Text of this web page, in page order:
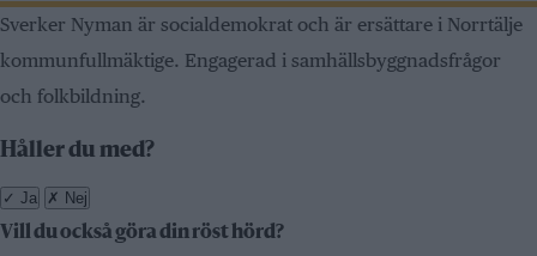
Sverker Nyman är socialdemokrat och är ersättare i Norrtälje
kommunfullmäktige. Engagerad i samhällsbyggnadsfrågor
och folkbildning.
Håller du med?
✓ Ja ✗ Nej
Vill du också göra din röst hörd?